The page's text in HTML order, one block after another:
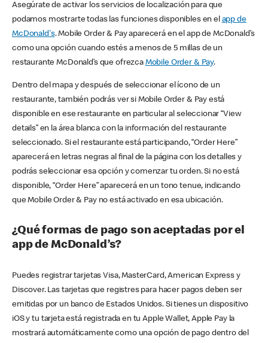
Asegúrate de activar los servicios de localización para que
podamos mostrarte todas las funciones disponibles en el app de
McDonald's. Mobile Order & Pay aparecerá en el app de McDonald’s
como una opción cuando estés a menos de 5 millas de un
restaurante McDonald’s que ofrezca Mobile Order & Pay.
Dentro del mapa y después de seleccionar el ícono de un
restaurante, también podrás ver si Mobile Order & Pay está
disponible en ese restaurante en particular al seleccionar “View
details” en la área blanca con la información del restaurante
seleccionado. Si el restaurante está participando, “Order Here”
aparecerá en letras negras al final de la página con los detalles y
podrás seleccionar esa opción y comenzar tu orden. Si no está
disponible, “Order Here” aparecerá en un tono tenue, indicando
que Mobile Order & Pay no está activado en esa ubicación.
¿Qué formas de pago son aceptadas por el
app de McDonald’s?
Puedes registrar tarjetas Visa, MasterCard, American Express y
Discover. Las tarjetas que registres para hacer pagos deben ser
emitidas por un banco de Estados Unidos. Si tienes un dispositivo
iOS y tu tarjeta está registrada en tu Apple Wallet, Apple Pay la
mostrará automáticamente como una opción de pago dentro del